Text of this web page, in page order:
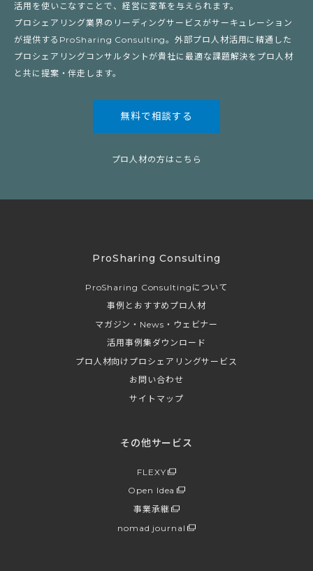
活用を使いこなすことで、経営に変革を与えられます。
プロシェアリング業界のリーディングサービスがサーキュレーション
が提供するProSharing Consulting。外部プロ人材活用に精通した
プロシェアリングコンサルタントが貴社に最適な課題解決をプロ人材
と共に提案・伴走します。
無料で相談する
プロ人材の方はこちら
ProSharing Consulting
ProSharing Consultingについて
事例とおすすめプロ人材
マガジン・News・ウェビナー
活用事例集ダウンロード
プロ人材向けプロシェアリングサービス
お問い合わせ
サイトマップ
その他サービス
FLEXY
Open Idea
事業承継
nomad journal